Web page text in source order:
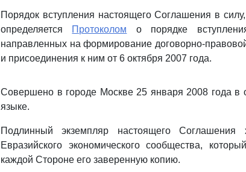
Порядок вступления настоящего Соглашения в
определяется Протоколом о порядке
направленных на формирование договорно-
и присоединения к ним от 6 октября 2007 года.
Совершено в городе Москве 25 января 2008 года в
языке.
Подлинный экземпляр настоящего Соглашения
Евразийского экономического сообщества,
каждой Стороне его заверенную копию.